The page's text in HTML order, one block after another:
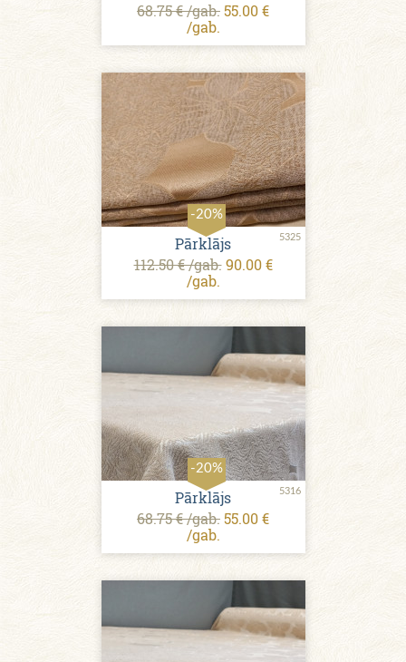
68.75 € /gab.55.00 €
/gab.
-20%
5325
Pārklājs
112.50 € /gab. 90.00 €
/gab.
-20%
5316
Pārklājs
68.75 € /gab.55.00 €
/gab.